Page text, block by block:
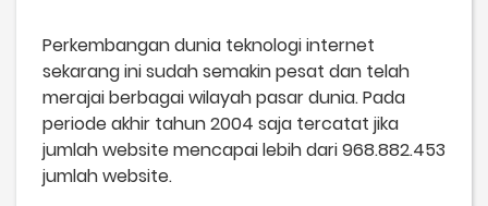
Perkembangan dunia teknologi internet
sekarang ini sudah semakin pesat dan telah
merajai berbagai wilayah pasar dunia. Pada
periode akhir tahun 2004 saja tercatat jika
jumlah website mencapai lebih dari 968.882.453
jumlah website.